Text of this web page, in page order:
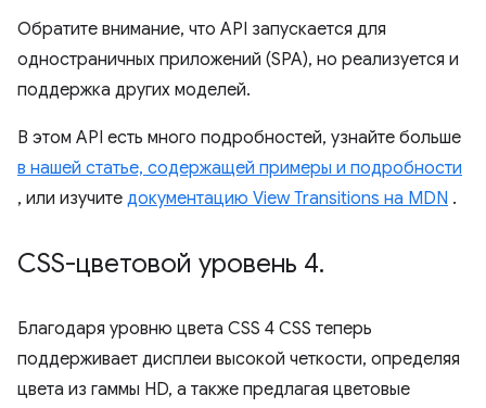
Обратите внимание, что API запускается для
одностраничных приложений (SPA), но реализуется и
поддержка других моделей.
В этом API есть много подробностей, узнайте больше
в нашей статье, содержащей примеры и подробности
, или изучите документацию View Transitions на MDN .
CSS-цветовой уровень 4.
Благодаря уровню цвета CSS 4 CSS теперь
поддерживает дисплеи высокой четкости, определяя
цвета из гаммы HD, а также предлагая цветовые